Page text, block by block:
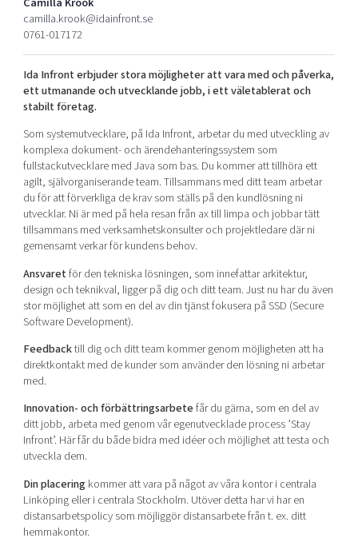
Shaping cities and regions
Bright East
East Sweden Tech Women
Reversed mentorship
Current offers and activities
Upscaling
Talent & skills
Startup & industry collaboration
Offers to boost your business
Funding opportunities
Our community of companies
Projects
Publications
Project toolbox
Our clusters
Reach out to us
Locations
Today's lunch in Mjärdevi
camilla.krook@idainfront.se
0761-017172
Ida Infront erbjuder stora möjligheter att vara med och påverka,
ett utmanande och utvecklande jobb, i ett väletablerat och
stabilt företag.
Som systemutvecklare, på Ida Infront, arbetar du med utveckling av
komplexa dokument- och ärendehanteringssystem som
fullstackutvecklare med Java som bas. Du kommer att tillhöra ett
agilt, självorganiserande team. Tillsammans med ditt team arbetar
du för att förverkliga de krav som ställs på den kundlösning ni
utvecklar. Ni är med på hela resan från ax till limpa och jobbar tätt
tillsammans med verksamhetskonsulter och projektledare där ni
gemensamt verkar för kundens behov.
Ansvaretför den tekniska lösningen, som innefattar arkitektur,
design och teknikval, ligger på dig och ditt team. Just nu har du även
stor möjlighet att som en del av din tjänst fokusera på SSD (Secure
Software Development).
Feedbacktill dig och ditt team kommer genom möjligheten att ha
direktkontakt med de kunder som använder den lösning ni arbetar
med.
Innovation- och förbättringsarbetefår du gärna, som en del av
ditt jobb, arbeta med genom vår egenutvecklade process ’Stay
Infront’. Här får du både bidra med idéer och möjlighet att testa och
utveckla dem.
Din placeringkommer att vara på något av våra kontor i centrala
Linköping eller i centrala Stockholm. Utöver detta har vi har en
distansarbetspolicy som möjliggör distansarbete från t. ex. ditt
hemmakontor.